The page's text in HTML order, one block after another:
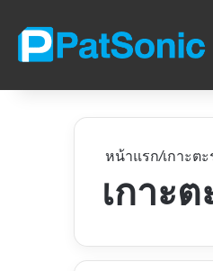
หน้าแรก/เกาะตะ
เกาะต